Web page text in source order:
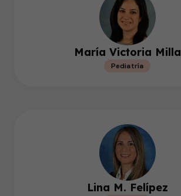
María Victoria Milla
Pediatría
Lina M. Felípez